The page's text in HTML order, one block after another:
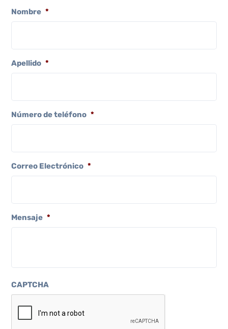
Nombre *
Apellido *
Número de teléfono *
Correo Electrónico *
Mensaje *
CAPTCHA